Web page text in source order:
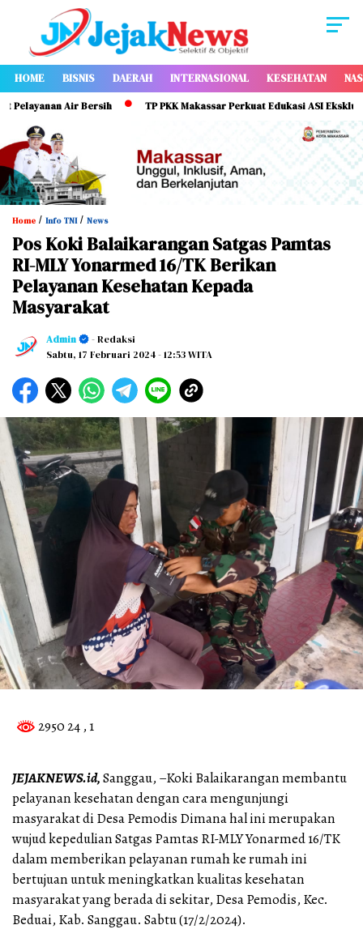
HOME BISNIS DAERAH INTERNASIONAL KESEHATAN
Air Bersih TP PKK Makassar Perkuat Edukasi ASI Eksklusif
Home / Info TNI/ News
Pos Koki Balaikarangan Satgas Pamtas
RI-MLY Yonarmed 16/TK Berikan
Pelayanan Kesehatan Kepada
Masyarakat
Admin
- Redaksi
Sabtu, 17 Februari 2024- 12:53 WITA
2950 24 , 1
JEJAKNEWS.id,Sanggau, –Koki Balaikarangan membantu
pelayanan kesehatan dengan cara mengunjungi
masyarakat di Desa Pemodis Dimana hal ini merupakan
wujud kepedulian Satgas Pamtas RI-MLY Yonarmed 16/TK
dalam memberikan pelayanan rumah ke rumah ini
bertujuan untuk meningkatkan kualitas kesehatan
masyarakat yang berada di sekitar, Desa Pemodis, Kec.
Beduai, Kab. Sanggau. Sabtu (17/2/2024).